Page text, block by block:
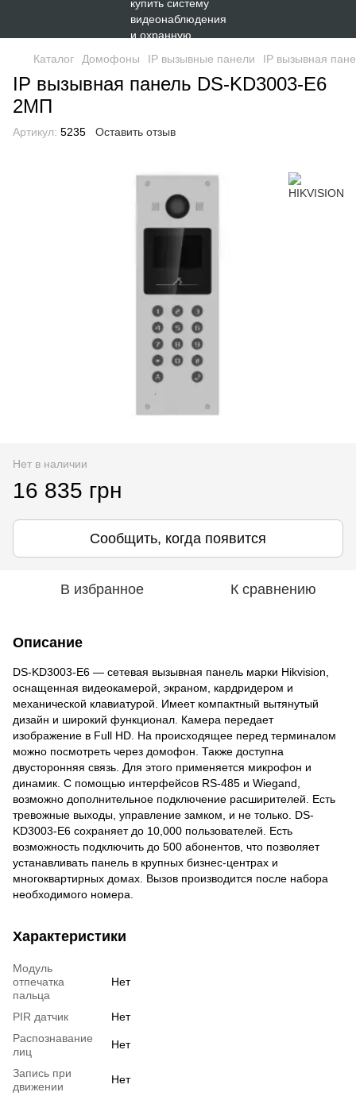
Каталог Домофоны IP вызывные панели IP вызывная
IP вызывная панель DS-KD3003-E6
2МП
Артикул: 5235 Оставить отзыв
Нет в наличии
16 835 грн
Сообщить, когда появится
В избранное К сравнению
Описание
DS-KD3003-E6 — сетевая вызывная панель марки Hikvision,
оснащенная видеокамерой, экраном, кардридером и
механической клавиатурой. Имеет компактный вытянутый
дизайн и широкий функционал. Камера передает
изображение в Full HD. На происходящее перед терминалом
можно посмотреть через домофон. Также доступна
двусторонняя связь. Для этого применяется микрофон и
динамик. С помощью интерфейсов RS-485 и Wiegand,
возможно дополнительное подключение расширителей. Есть
тревожные выходы, управление замком, и не только. DS-
KD3003-E6 сохраняет до 10,000 пользователей. Есть
возможность подключить до 500 абонентов, что позволяет
устанавливать панель в крупных бизнес-центрах и
многоквартирных домах. Вызов производится после набора
необходимого номера.
Характеристики
Модуль
отпечатка
пальца
Нет
PIR датчик
Нет
Распознавание
лиц
Нет
Запись при
движении
Нет